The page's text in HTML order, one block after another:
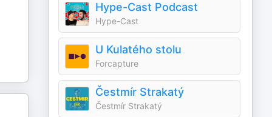
Hype-Cast Podcast
Hype-Cast
U Kulatého stolu
Forcapture
Čestmír Strakatý
Čestmír Strakatý